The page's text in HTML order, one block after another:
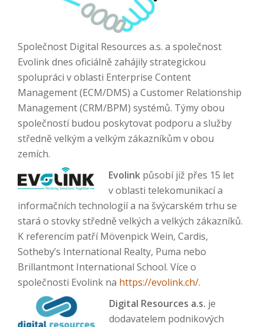
Společnost Digital Resources a.s. a společnost
Evolink dnes oficiálně zahájily strategickou
spolupráci v oblasti Enterprise Content
Management (ECM/DMS) a Customer Relationship
Management (CRM/BPM) systémů. Týmy obou
společností budou poskytovat podporu a služby
středně velkým a velkým zákazníkům v obou
zemích.
Evolink působí již přes 15 let
v oblasti telekomunikací a
informačních technologií a na švýcarském trhu se
stará o stovky středně velkých a velkých zákazníků.
K referencím patří Mövenpick Wein, Cardis,
Sotheby’s International Realty, Puma nebo
Brillantmont International School. Více o
společnosti Evolink na https://evolink.ch/.
Digital Resources a.s. je
dodavatelem podnikových